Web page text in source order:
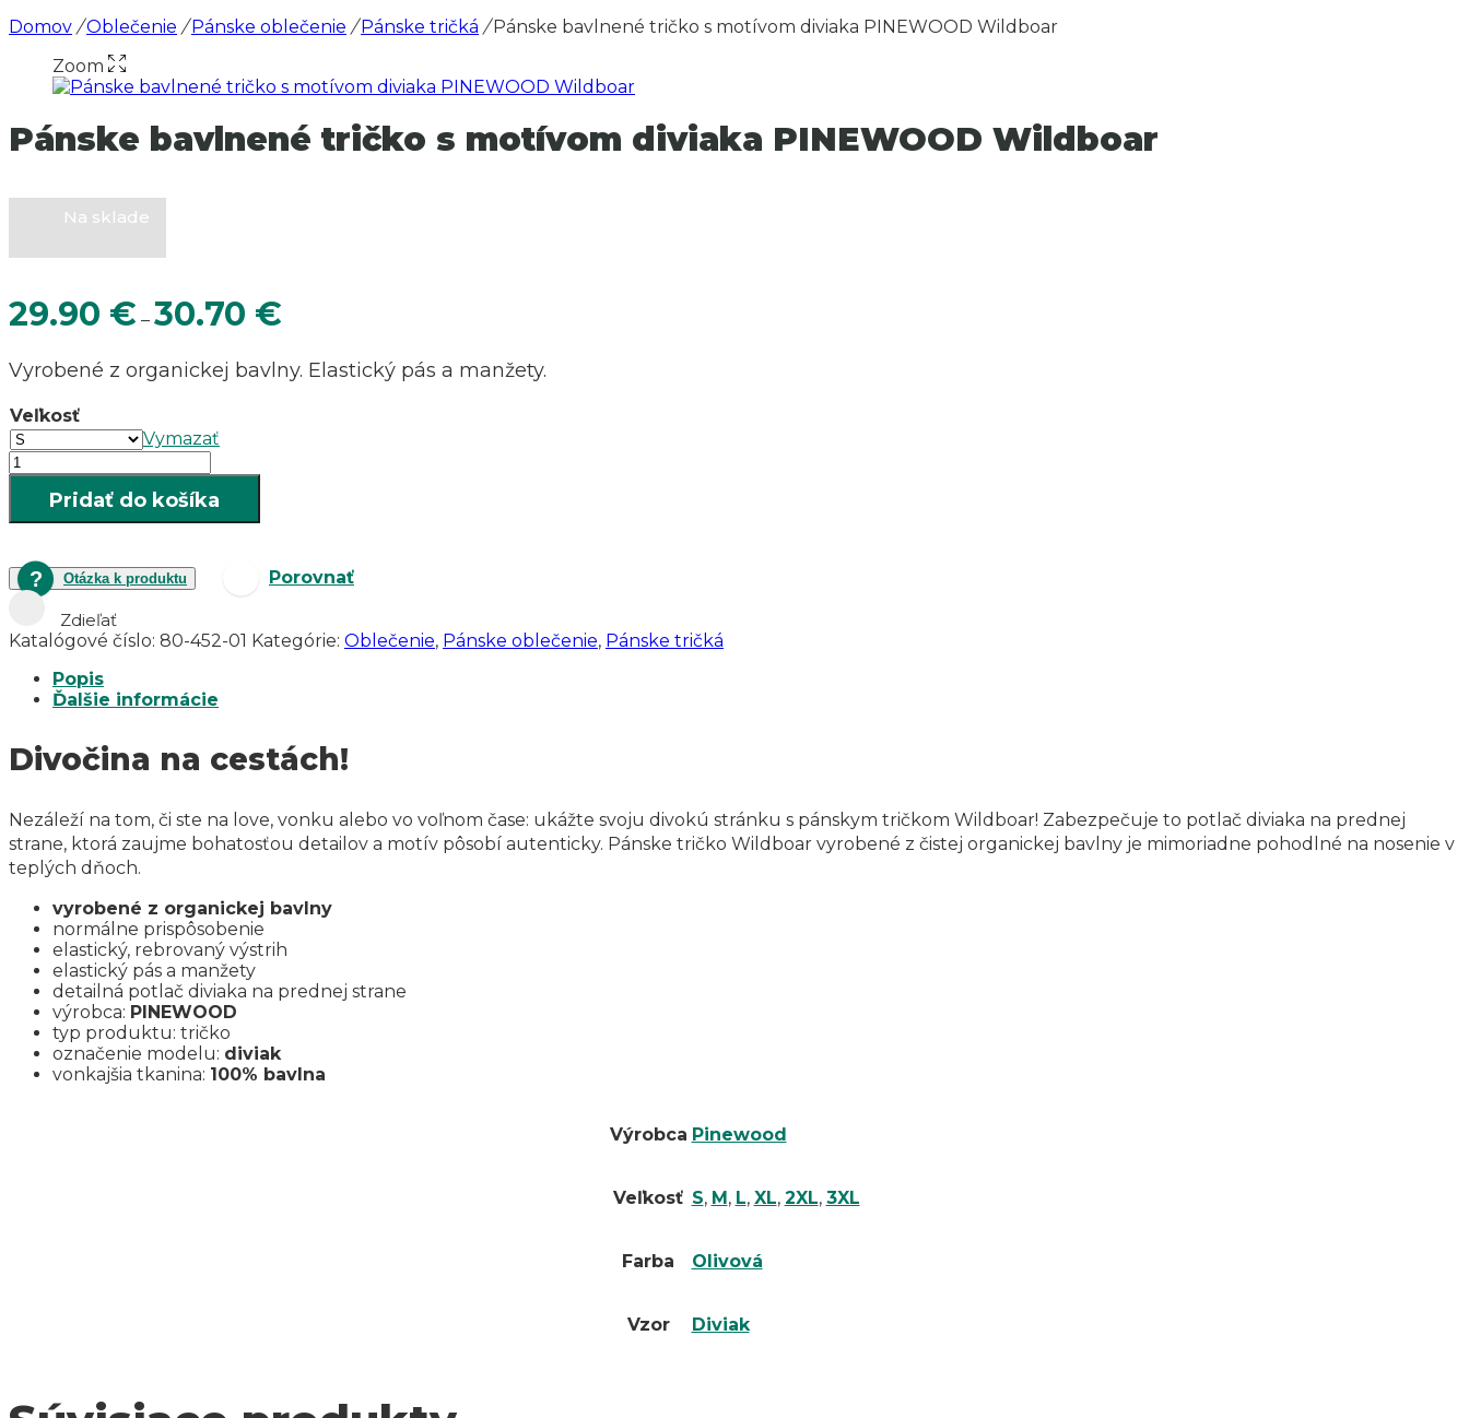
Domov / Oblečenie / Pánske oblečenie / Pánske tričká /Pánske bavlnené tričko s motívom diviaka PINEWOOD Wildboar
Zoom
Pánske bavlnené tričko s motívom diviaka PINEWOOD Wildboar
Na sklade
29.90 € – 30.70 €
through
Vyrobené z organickej bavlny. Elastický pás a manžety.
Veľkosť
Vymazať
množstvo
Pánske
bavlnené
tričko
motívom
diviaka
Wildboar
Pridať do košíka
Otázka k produktu Porovnať
Zdieľať
Katalógové číslo: 80-452-01 Kategórie: Oblečenie, Pánske oblečenie, Pánske tričká
Popis
Ďalšie informácie
Divočina na cestách!
Nezáleží na tom, či ste na love, vonku alebo vo voľnom čase: ukážte svoju divokú stránku s pánskym tričkom Wildboar! Zabezpečuje to potlač diviaka na prednej
strane, ktorá zaujme bohatosťou detailov a motív pôsobí autenticky. Pánske tričko Wildboar vyrobené z čistej organickej bavlny je mimoriadne pohodlné na nosenie v
teplých dňoch.
vyrobené z organickej bavlny
normálne prispôsobenie
elastický, rebrovaný výstrih
elastický pás a manžety
detailná potlač diviaka na prednej strane
výrobca: PINEWOOD
typ produktu: tričko
označenie modelu: diviak
vonkajšia tkanina: 100% bavlna
Výrobca Pinewood
Veľkosť S, M , L, XL, 2XL, 3XL
Farba Olivová
Vzor Diviak